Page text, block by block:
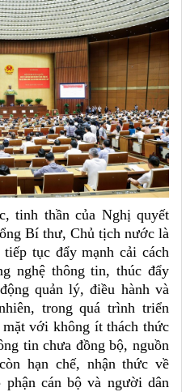
tinh thần của Nghị quyết
Bí thư, Chủ tịch nước là
tục đẩy mạnh cải cách
nghệ thông tin, thúc đẩy
quản lý, điều hành và
trong quá trình triển
với không ít thách thức
tin chưa đồng bộ, nguồn
hạn chế, nhận thức về
cán bộ và người dân